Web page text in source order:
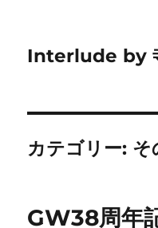
Interlude by
カテゴリー: そ
GW38周年